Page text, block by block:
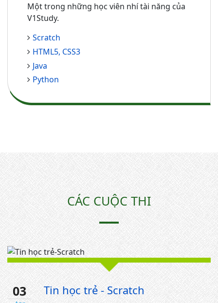
Một trong những học viên nhí tài năng của
V1Study.
Scratch
HTML5, CSS3
Java
Python
CÁC CUỘC THI
03 Tin học trẻ - Scratch